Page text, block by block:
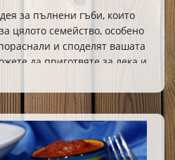
за пълнени гъби, които
цялото семейство, особено
и споделят вашата
да приготвяте за лека и
като предястия за
конкретизирала
защото рецептата
и сътворена
численост на